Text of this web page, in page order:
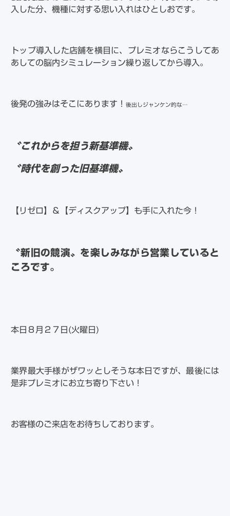
入した分、機種に対する思い入れはひとしおです。
トップ導入した店舗を横目に、プレミオならこうしてあ
あしての脳内シミュレーション繰り返してから導入。
後発の強みはそこにあります！ 後出しジャンケン的な…
〝これからを担う新基準機〟
〝時代を創った旧基準機〟
【リゼロ】＆【ディスクアップ】も手に入れた今！
〝新旧の競演〟を楽しみながら営業していると
ころです。
本日８月２７日(火曜日)
業界最大手様がザワッとしそうな本日ですが、最後には
是非プレミオにお立ち寄り下さい！
お客様のご来店をお待ちしております。